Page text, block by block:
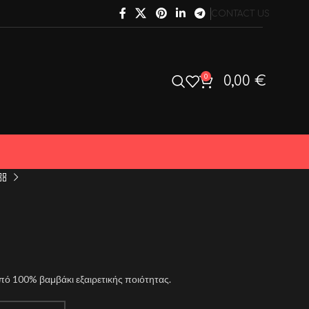
CONTACT US
0 0,00 €
βαμβάκι εξαιρετικής ποιότητας.